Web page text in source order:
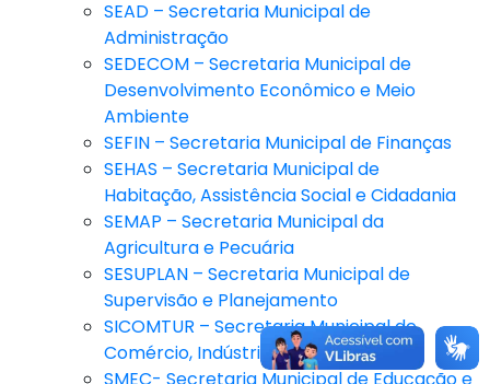
SEAD – Secretaria Municipal de
Administração
SEDECOM – Secretaria Municipal de
Desenvolvimento Econômico e Meio
Ambiente
SEFIN – Secretaria Municipal de Finanças
SEHAS – Secretaria Municipal de
Habitação, Assistência Social e Cidadania
SEMAP – Secretaria Municipal da
Agricultura e Pecuária
SESUPLAN – Secretaria Municipal de
Supervisão e Planejamento
SICOMTUR – Secretaria Municipal de
Comércio, Indústria e Turismo